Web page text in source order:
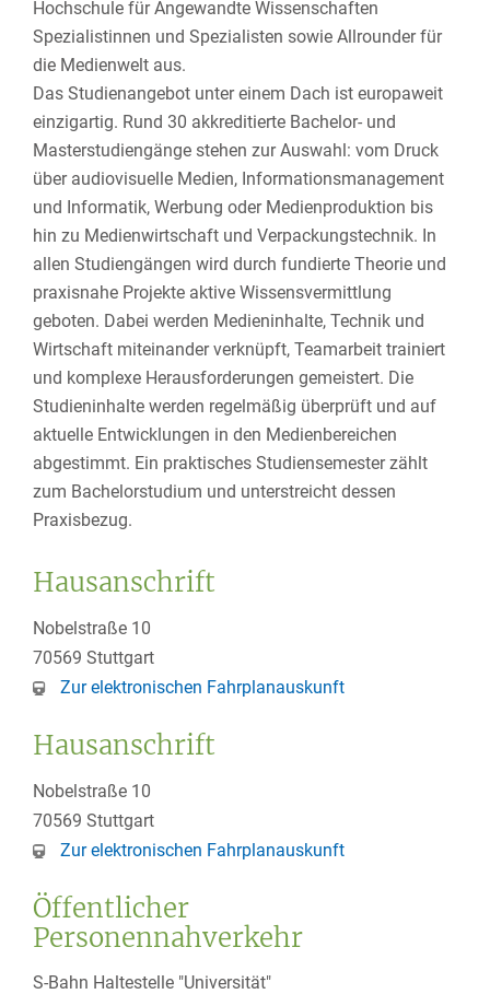
Hochschule für Angewandte Wissenschaften
Spezialistinnen und Spezialisten sowie Allrounder für
die Medienwelt aus.
Das Studienangebot unter einem Dach ist europaweit
einzigartig. Rund 30 akkreditierte Bachelor- und
Masterstudiengänge stehen zur Auswahl: vom Druck
über audiovisuelle Medien, Informationsmanagement
und Informatik, Werbung oder Medienproduktion bis
hin zu Medienwirtschaft und Verpackungstechnik. In
allen Studiengängen wird durch fundierte Theorie und
praxisnahe Projekte aktive Wissensvermittlung
geboten. Dabei werden Medieninhalte, Technik und
Wirtschaft miteinander verknüpft, Teamarbeit trainiert
und komplexe Herausforderungen gemeistert. Die
Studieninhalte werden regelmäßig überprüft und auf
aktuelle Entwicklungen in den Medienbereichen
abgestimmt. Ein praktisches Studiensemester zählt
zum Bachelorstudium und unterstreicht dessen
Praxisbezug.
Hausanschrift
Nobelstraße 10
70569 Stuttgart
Zur elektronischen Fahrplanauskunft
Hausanschrift
Nobelstraße 10
70569 Stuttgart
Zur elektronischen Fahrplanauskunft
Öffentlicher
Personennahverkehr
S-Bahn Haltestelle "Universität"